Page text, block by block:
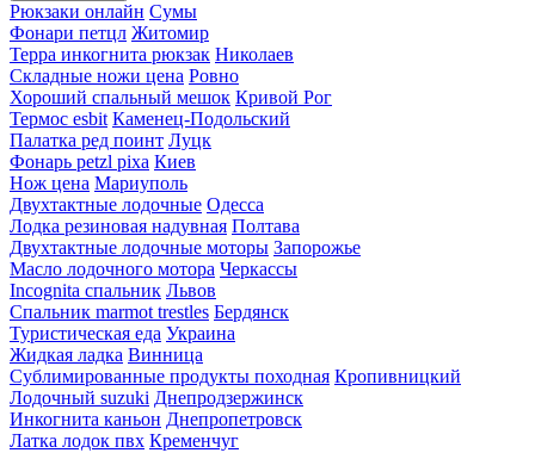
Рюкзаки онлайн Сумы
Фонари петцл Житомир
Терра инкогнита рюкзак Николаев
Складные ножи цена Ровно
Хороший спальный мешок Кривой Рог
Термос esbit Каменец-Подольский
Палатка ред поинт Луцк
Фонарь petzl pixa Киев
Нож цена Мариуполь
Двухтактные лодочные Одесса
Лодка резиновая надувная Полтава
Двухтактные лодочные моторы Запорожье
Масло лодочного мотора Черкассы
Incognita спальник Львов
Спальник marmot trestles Бердянск
Туристическая еда Украина
Жидкая ладка Винница
Сублимированные продукты походная Кропивницкий
Лодочный suzuki Днепродзержинск
Инкогнита каньон Днепропетровск
Латка лодок пвх Кременчуг